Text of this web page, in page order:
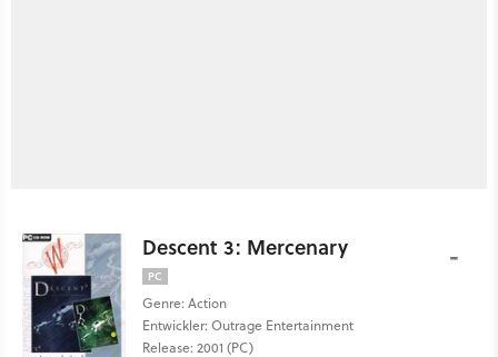
Descent 3: Mercenary
PC
Genre: Action
Entwickler: Outrage Entertainment
Release: 2001 (PC)
-